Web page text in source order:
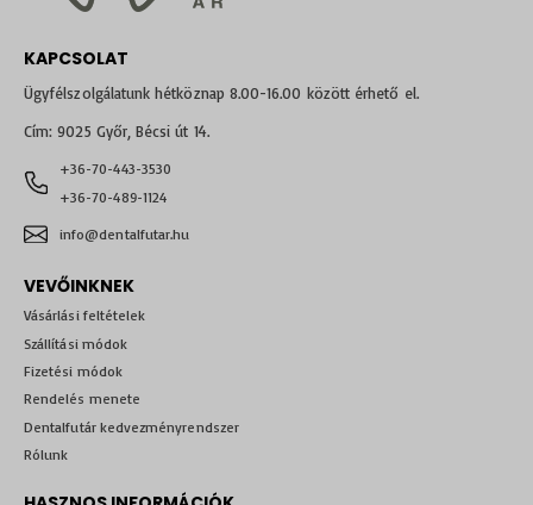
KAPCSOLAT
Ügyfélszolgálatunk hétköznap 8.00-16.00 között érhető el.
Cím: 9025 Győr, Bécsi út 14.
+36-70-443-3530
+36-70-489-1124
info@dentalfutar.hu
VEVŐINKNEK
Vásárlási feltételek
Szállítási módok
Fizetési módok
Rendelés menete
Dentalfutár kedvezményrendszer
Rólunk